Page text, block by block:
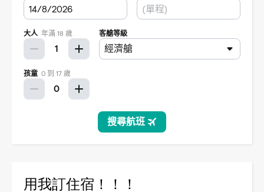
用我訂住宿！！！